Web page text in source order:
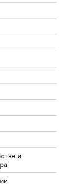
и